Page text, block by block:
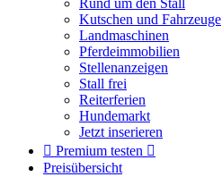
Rund um den Stall
Kutschen und Fahrzeuge
Landmaschinen
Pferdeimmobilien
Stellenanzeigen
Stall frei
Reiterferien
Hundemarkt
Jetzt inserieren
 Premium testen 
Preisübersicht